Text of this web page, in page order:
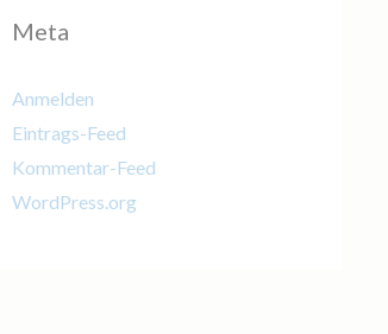
Meta
Anmelden
Eintrags-Feed
Kommentar-Feed
WordPress.org